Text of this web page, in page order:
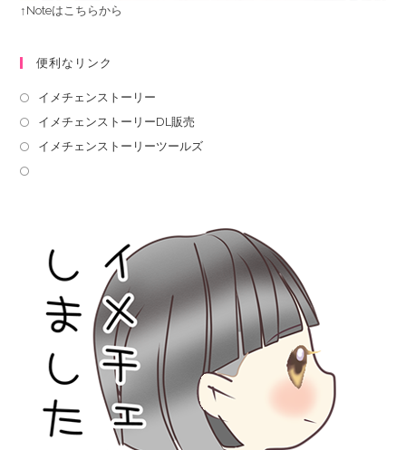
↑Noteはこちらから
便利なリンク
イメチェンストーリー
イメチェンストーリーDL販売
イメチェンストーリーツールズ